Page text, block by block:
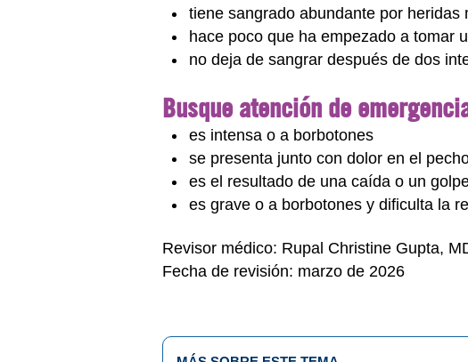
tiene sangrado abundante por
hace poco que ha empezado a tomar
no deja de sangrar después de dos
Busque atención de
es intensa o a borbotones
se presenta junto con dolor en el
es el resultado de una caída o un
es grave o a borbotones y dificulta la
Revisor médico: Rupal Christine Gupta,
Fecha de revisión: marzo de 2026